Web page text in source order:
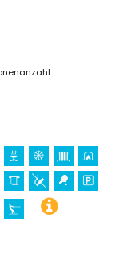
Angeln,
(innerhalb
Haus)